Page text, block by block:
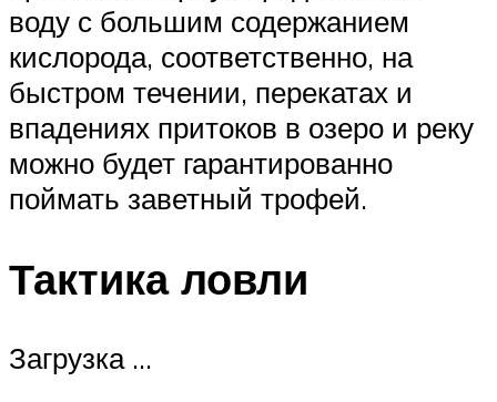
воду с большим содержанием
кислорода, соответственно, на
быстром течении, перекатах и
впадениях притоков в озеро и реку
можно будет гарантированно
поймать заветный трофей.
Тактика ловли
Загрузка …